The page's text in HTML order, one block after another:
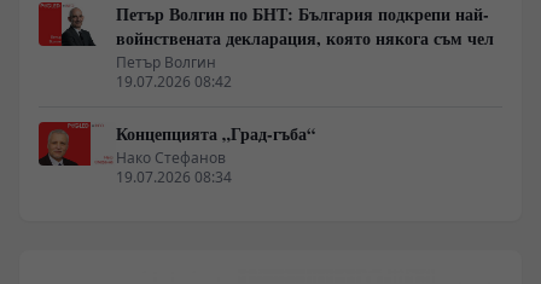
Петър Волгин по БНТ: България подкрепи най-
войнствената декларация, която някога съм чел
Петър Волгин
19.07.2026 08:42
Концепцията „Град-гъба“
Нако Стефанов
19.07.2026 08:34